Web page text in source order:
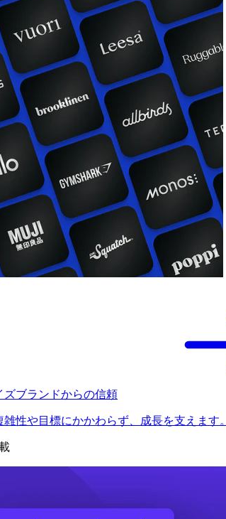
ズブランドからの信頼
性や目標にかかわらず、成長を支えます。